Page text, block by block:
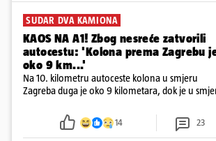
SUDAR DVA KAMIONA
KAOS NA A1! Zbog nesreće zatvorili
autocestu: 'Kolona prema Zagrebu
oko 9 km...'
Na 10. kilometru autoceste kolona u smjeru
Zagreba duga je oko 9 kilometara, dok je u
14 23